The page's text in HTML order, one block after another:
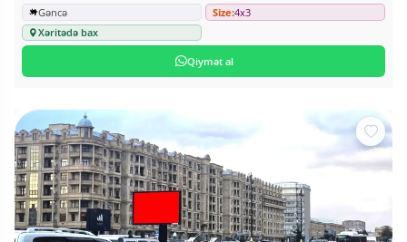
Gəncə
Size:4x3
Xəritədə bax
Qiymət al